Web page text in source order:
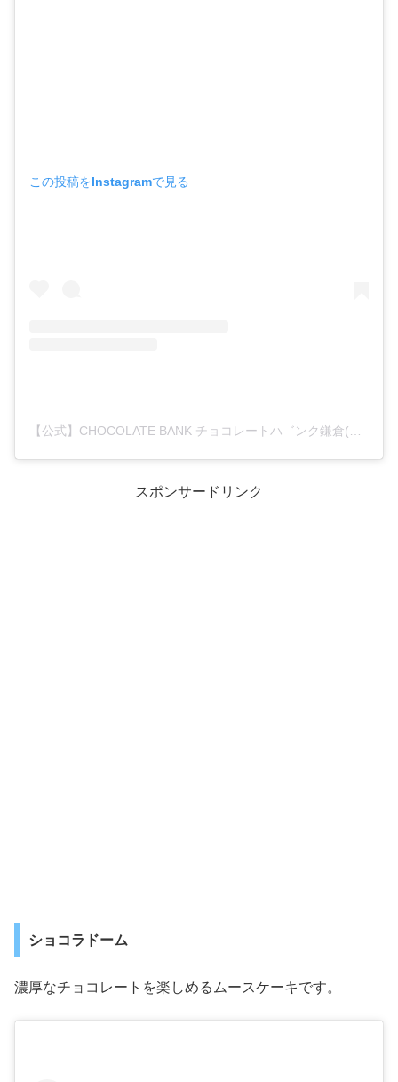
この投稿をInstagramで見る
【公式】CHOCOLATE BANK チョコレートハ゛ンク鎌倉(@chocolate_bank_)がシェアした投稿
スポンサードリンク
ショコラドーム
濃厚なチョコレートを楽しめるムースケーキです。